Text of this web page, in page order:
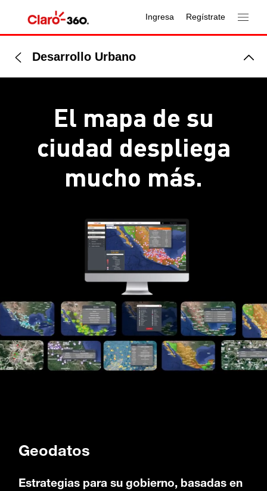
Ingresa Regístrate
Desarrollo Urbano
El mapa de su
ciudad despliega
mucho más.
Geodatos
Estrategias para su gobierno, basadas en